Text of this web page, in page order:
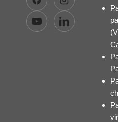
FacebookInstagram
YouTubeLinkedIn